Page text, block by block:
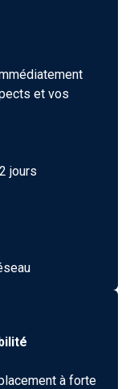
et vos
jours
à forte